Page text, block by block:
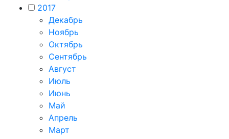
2017
Декабрь
Ноябрь
Октябрь
Сентябрь
Август
Июль
Июнь
Май
Апрель
Март